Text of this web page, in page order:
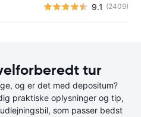
9.1 (2409)
tur
og er det med depositum?
praktiske oplysninger og tip,
som passer bedst